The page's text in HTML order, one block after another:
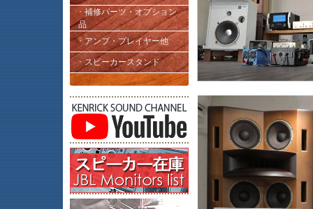
･ 補修パーツ・オプション
品
･ アンプ・プレイヤー他
･ スピーカースタンド